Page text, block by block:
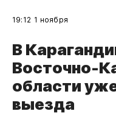
19:12 1 ноября
В
Восточно-
области
выезда